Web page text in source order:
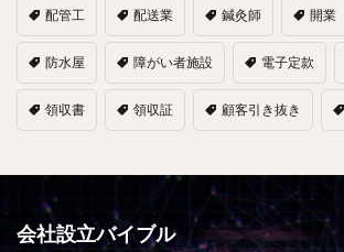
配管工 配送業 鍼灸師 開業
防水屋 障がい者施設 電子定款
領収書 領収証 顧客引き抜き
会社設立バイブル